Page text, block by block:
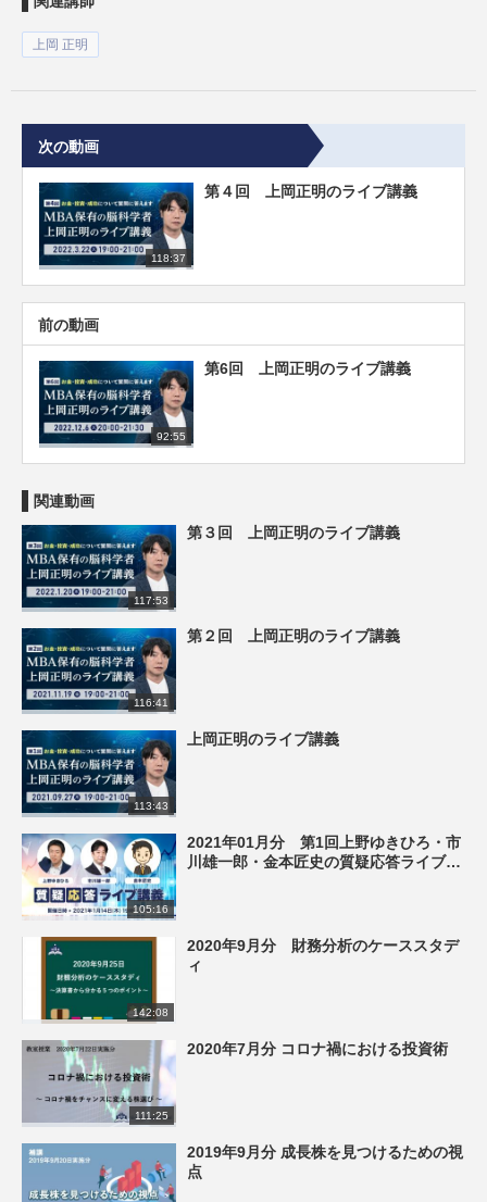
上岡 正明
次の動画
118:37
第４回 上岡正明のライブ講義
前の動画
92:55
第6回 上岡正明のライブ講義
関連動画
117:53
第３回 上岡正明のライブ講義
116:41
第２回 上岡正明のライブ講義
113:43
上岡正明のライブ講義
105:16
2021年01月分 第1回上野ゆきひろ・市
川雄一郎・金本匠史の質疑応答ライブ講
142:08
2020年9月分 財務分析のケーススタデ
ィ
111:25
2020年7月分 コロナ禍における投資術
2019年9月分 成長株を見つけるための視
点